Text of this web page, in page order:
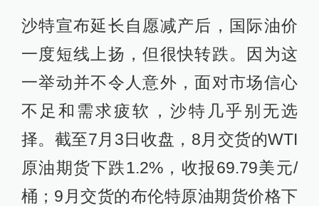
沙特宣布延长自愿减产后，国际油价
一度短线上扬，但很快转跌。因为这
一举动并不令人意外，面对市场信心
不足和需求疲软，沙特几乎别无选
择。截至7月3日收盘，8月交货的WTI
原油期货下跌1.2%，收报69.79美元/
桶；9月交货的布伦特原油期货价格下